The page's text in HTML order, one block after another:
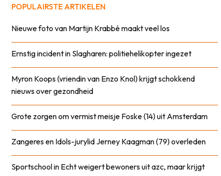
POPULAIRSTE ARTIKELEN
Nieuwe foto van Martijn Krabbé maakt veel los
Ernstig incident in Slagharen: politiehelikopter ingezet
Myron Koops (vriendin van Enzo Knol) krijgt schokkend
nieuws over gezondheid
Grote zorgen om vermist meisje Foske (14) uit Amsterdam
Zangeres en Idols-jurylid Jerney Kaagman (79) overleden
Sportschool in Echt weigert bewoners uit azc, maar krijgt